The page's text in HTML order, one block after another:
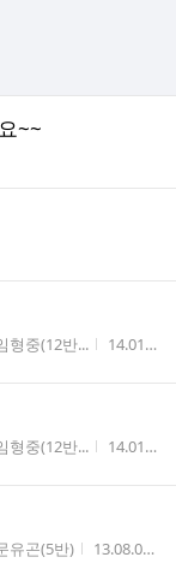
~~
성자
형중(12반... 작성시간
14.01.22
성자
형중(12반... 작성시간
14.01.22
성자
유곤(5반) 작성시간
13.08.09